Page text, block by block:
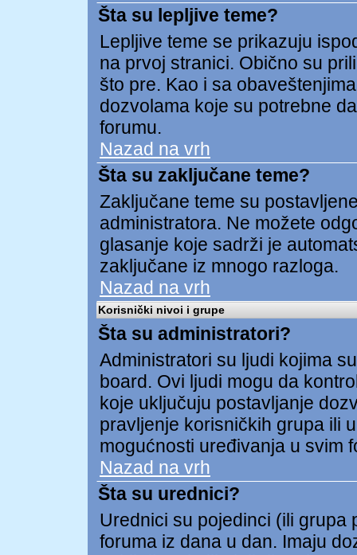
Šta su lepljive teme?
Lepljive teme se prikazuju
na prvoj stranici. Obično su
što pre. Kao i sa
dozvolama koje su potrebne
forumu.
Nazad na vrh
Šta su zaključane teme?
Zaključane teme su
administratora. Ne možete
glasanje koje sadrži je
zaključane iz mnogo razloga.
Nazad na vrh
Korisnički nivoi i grupe
Šta su administratori?
Administratori su ljudi kojima
board. Ovi ljudi mogu da
koje uključuju postavljanje
pravljenje korisničkih grupa ili
mogućnosti uređivanja u svim
Nazad na vrh
Šta su urednici?
Urednici su pojedinci (ili grupa
foruma iz dana u dan. Imaju